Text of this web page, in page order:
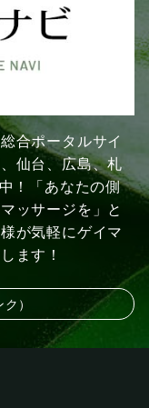
合ポータルサイ
仙台、広島、札
！「あなたの側
ッサージを」と
が気軽にゲイマ
ます！
）